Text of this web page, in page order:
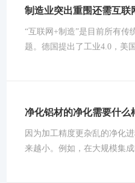
English
材在揉捏机的出口温度保持
使工业铝合金型材在短的时
制造业突出重围还需互联
“互联网+制造”是目前所有传
题。德国提出了工业4.0，美
进制造业作为国家战略，中
的好评。其实这表明海尔的
联网+制造”上，海尔的探索就
净化铝材的净化需要什么
因为加工精度更杂乱的净化
来越小。例如，在大规模集
中，掩模资料是玻璃和硅的